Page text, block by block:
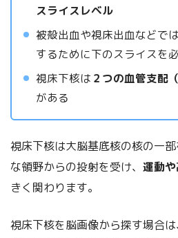
スライスレベル
被殻出血や視床出血などで
するために下のスライスを
視床下核は ２つの血管支配
がある
視床下核は大脳基底核の核の一
な領野からの投射を受け、 運動
きく関わります。
視床下核を脳画像から探す場合